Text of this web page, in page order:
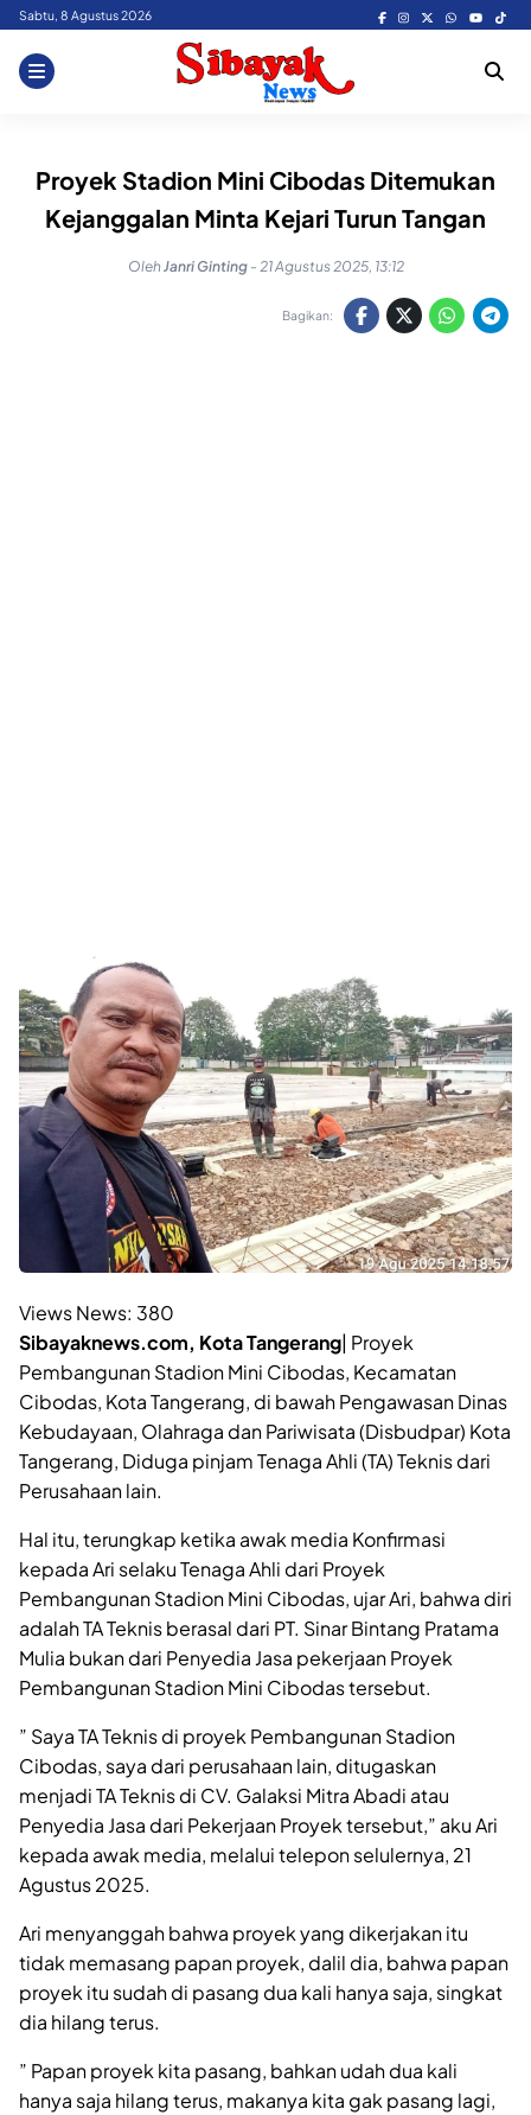
Skip
content
Sabtu, 8 Agustus 2026
Proyek Stadion Mini Cibodas Ditemukan
Kejanggalan Minta Kejari Turun Tangan
OlehJanri Ginting - 21 Agustus 2025, 13:12
Bagikan:
Views News: 380
Sibayaknews.com, Kota Tangerang| Proyek
Pembangunan Stadion Mini Cibodas, Kecamatan
Cibodas, Kota Tangerang, di bawah Pengawasan Dinas
Kebudayaan, Olahraga dan Pariwisata (Disbudpar) Kota
Tangerang, Diduga pinjam Tenaga Ahli (TA) Teknis dari
Perusahaan lain.
Hal itu, terungkap ketika awak media Konfirmasi
kepada Ari selaku Tenaga Ahli dari Proyek
Pembangunan Stadion Mini Cibodas, ujar Ari, bahwa diri
adalah TA Teknis berasal dari PT. Sinar Bintang Pratama
Mulia bukan dari Penyedia Jasa pekerjaan Proyek
Pembangunan Stadion Mini Cibodas tersebut.
” Saya TA Teknis di proyek Pembangunan Stadion
Cibodas, saya dari perusahaan lain, ditugaskan
menjadi TA Teknis di CV. Galaksi Mitra Abadi atau
Penyedia Jasa dari Pekerjaan Proyek tersebut,” aku Ari
kepada awak media, melalui telepon selulernya, 21
Agustus 2025.
Ari menyanggah bahwa proyek yang dikerjakan itu
tidak memasang papan proyek, dalil dia, bahwa papan
proyek itu sudah di pasang dua kali hanya saja, singkat
dia hilang terus.
” Papan proyek kita pasang, bahkan udah dua kali
hanya saja hilang terus, makanya kita gak pasang lagi,